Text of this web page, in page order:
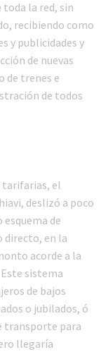
la red, sin
recibiendo como
y publicidades y
de nuevas
de trenes e
de todos
tarifarias, el
deslizó a poco
esquema de
directo, en la
acorde a la
sistema
de bajos
o jubilados, ó
transporte para
llegaría